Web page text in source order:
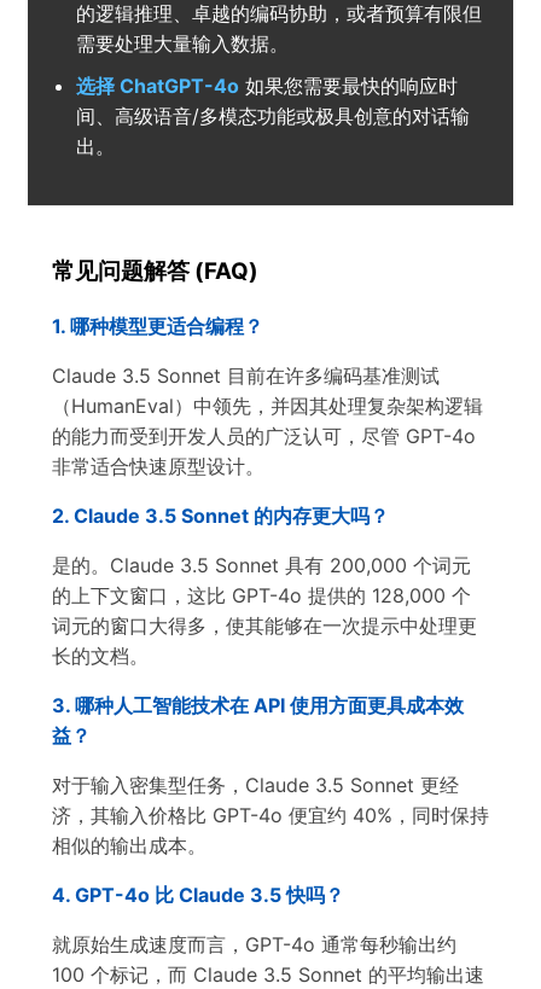
的逻辑推理、卓越的编码协助，或者预算有限但
需要处理大量输入数据。
选择 ChatGPT-4o如果您需要最快的响应时
间、高级语音/多模态功能或极具创意的对话输
出。
常见问题解答 (FAQ)
1. 哪种模型更适合编程？
Claude 3.5 Sonnet 目前在许多编码基准测试
（HumanEval）中领先，并因其处理复杂架构逻辑
的能力而受到开发人员的广泛认可，尽管 GPT-4o
非常适合快速原型设计。
2. Claude 3.5 Sonnet 的内存更大吗？
是的。Claude 3.5 Sonnet 具有 200,000 个词元
的上下文窗口，这比 GPT-4o 提供的 128,000 个
词元的窗口大得多，使其能够在一次提示中处理更
长的文档。
3. 哪种人工智能技术在 API 使用方面更具成本效
益？
对于输入密集型任务，Claude 3.5 Sonnet 更经
济，其输入价格比 GPT-4o 便宜约 40%，同时保持
相似的输出成本。
4. GPT-4o 比 Claude 3.5 快吗？
就原始生成速度而言，GPT-4o 通常每秒输出约
100 个标记，而 Claude 3.5 Sonnet 的平均输出速